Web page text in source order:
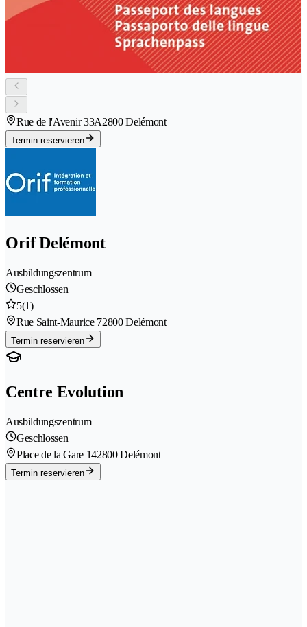
Rue de l'Avenir 33A2800 Delémont
Termin reservieren
Orif Delémont
Ausbildungszentrum
Geschlossen
5(1)
Rue Saint-Maurice 72800 Delémont
Termin reservieren
Centre Evolution
Ausbildungszentrum
Geschlossen
Place de la Gare 142800 Delémont
Termin reservieren